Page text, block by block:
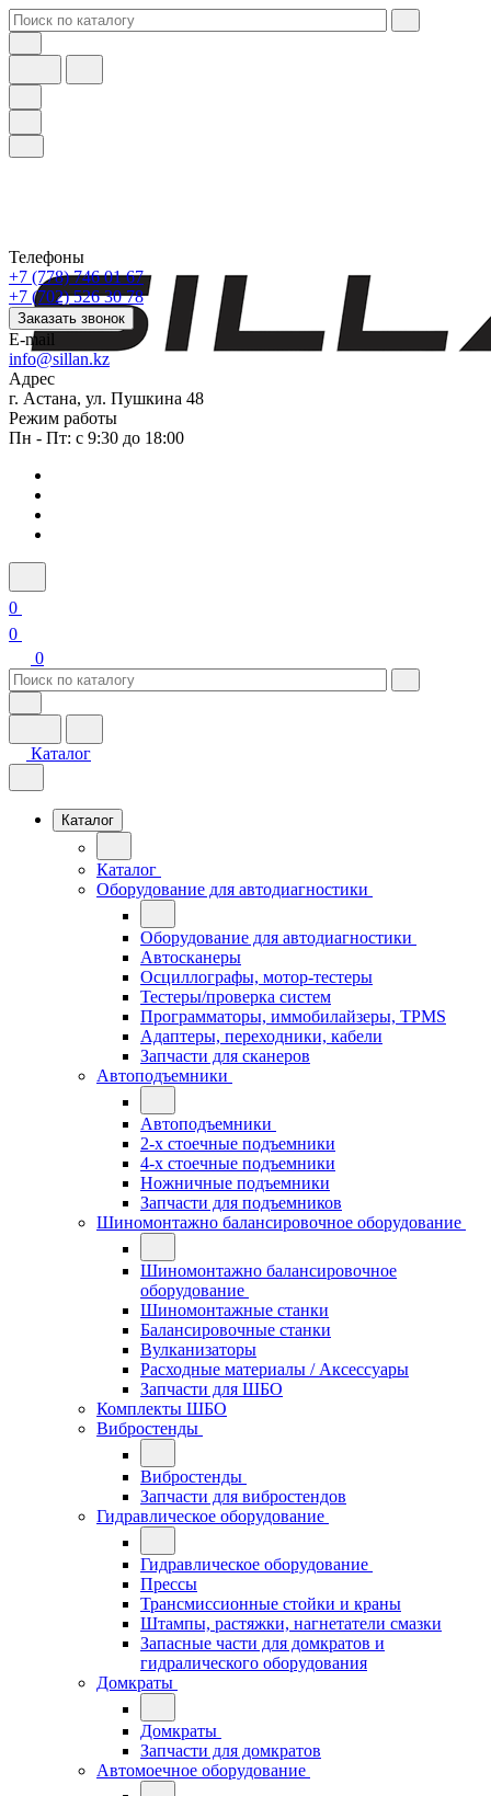
Телефоны
+7 (778) 746 01 67
+7 (702) 526 30 78
Заказать звонок
E-mail
info@sillan.kz
Адрес
г. Астана, ул. Пушкина 48
Режим работы
Пн - Пт: с 9:30 до 18:00
0
0
0
Каталог
Каталог
Каталог
Оборудование для автодиагностики
Оборудование для автодиагностики
Автосканеры
Осциллографы, мотор-тестеры
Тестеры/проверка систем
Программаторы, иммобилайзеры, TPMS
Адаптеры, переходники, кабели
Запчасти для сканеров
Автоподъемники
Автоподъемники
2-х стоечные подъемники
4-х стоечные подъемники
Ножничные подъемники
Запчасти для подъемников
Шиномонтажно балансировочное оборудование
Шиномонтажно балансировочное
оборудование
Шиномонтажные станки
Балансировочные станки
Вулканизаторы
Расходные материалы / Аксессуары
Запчасти для ШБО
Комплекты ШБО
Вибростенды
Вибростенды
Запчасти для вибростендов
Гидравлическое оборудование
Гидравлическое оборудование
Прессы
Трансмиссионные стойки и краны
Штампы, растяжки, нагнетатели смазки
Запасные части для домкратов и
гидралического оборудования
Домкраты
Домкраты
Запчасти для домкратов
Автомоечное оборудование